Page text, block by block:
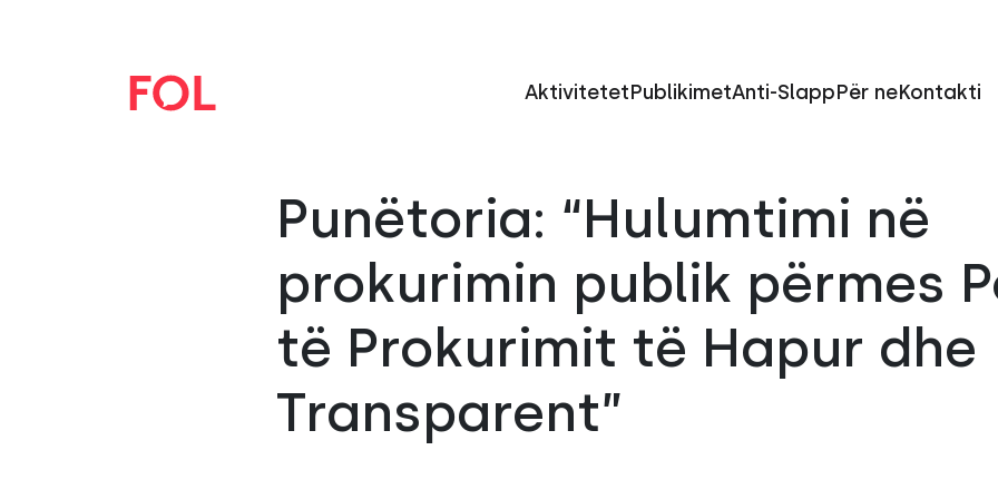
AktivitetetPublikimetAnti-SlappPër neKontakti
Punëtoria: “Hulumtimi në
prokurimin publik përmes
të Prokurimit të Hapur dhe
Transparent”